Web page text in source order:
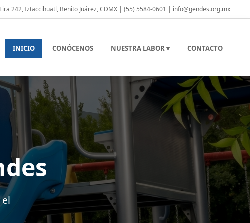
242, Iztaccihuatl, Benito Juárez, CDMX | (55) 5584-0601 | info@gendes.org.mx
INICIO CONÓCENOS NUESTRA LABOR ▾ CONTACTO